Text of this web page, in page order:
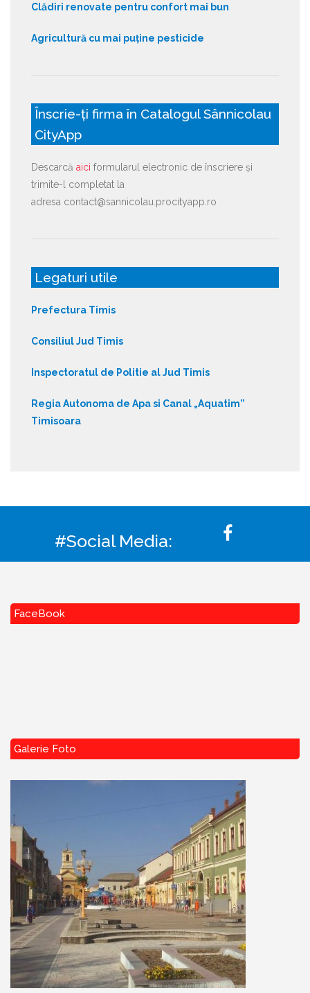
Clădiri renovate pentru confort mai bun
Agricultură cu mai puține pesticide
Înscrie-ți firma în Catalogul Sânnicolau
CityApp
Descarcă aici formularul electronic de înscriere și
trimite-l completat la
adresa contact@sannicolau.procityapp.ro
Legaturi utile
Prefectura Timis
Consiliul Jud Timis
Inspectoratul de Politie al Jud Timis
Regia Autonoma de Apa si Canal „Aquatim”
Timisoara
#Social Media:
FaceBook
Galerie Foto